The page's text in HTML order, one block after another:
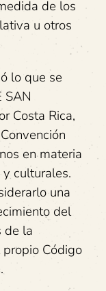
de los
u otros
lo que se
SAN
Costa Rica,
en materia
culturales.
una
del
de la
Código